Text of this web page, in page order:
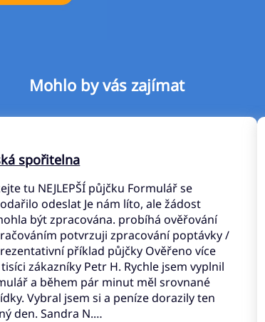
Mohlo by vás zajímat
spořitelna
tu NEJLEPŠÍ půjčku Formulář se
odeslat Je nám líto, ale žádost
být zpracována. probíhá ověřování
potvrzuji zpracování poptávky /
příklad půjčky Ověřeno více
zákazníky Petr H. Rychle jsem vyplnil
a během pár minut měl srovnané
Vybral jsem si a peníze dorazily ten
den. Sandra N.…